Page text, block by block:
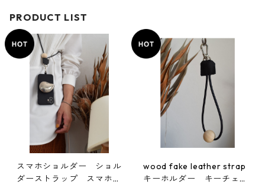
PRODUCT LIST
スマホショルダー ショル
ダーストラップ スマホス
wood fake leather strap
キーホルダー キーチェー